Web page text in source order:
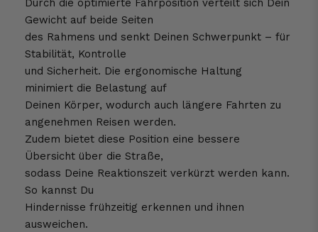
Durch die optimierte Fahrposition verteilt sich Dein
Gewicht auf beide Seiten
des Rahmens und senkt Deinen Schwerpunkt – für
Stabilität, Kontrolle
und Sicherheit. Die ergonomische Haltung
minimiert die Belastung auf
Deinen Körper, wodurch auch längere Fahrten zu
angenehmen Reisen werden.
Zudem bietet diese Position eine bessere
Übersicht über die Straße,
sodass Deine Reaktionszeit verkürzt werden kann.
So kannst Du
Hindernisse frühzeitig erkennen und ihnen
ausweichen.